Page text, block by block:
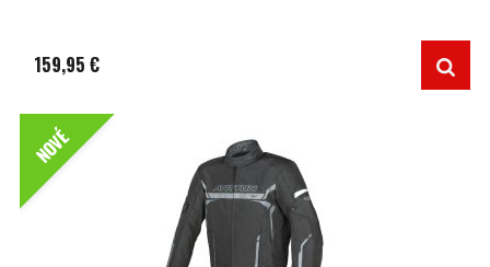
159,95 €
NOVÉ